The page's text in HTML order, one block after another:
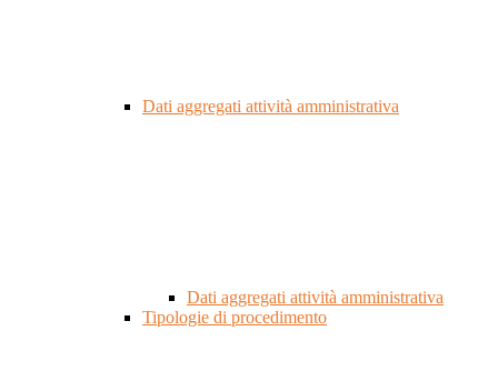
Dati aggregati attività amministrativa
Dati aggregati attività amministrativa
Tipologie di procedimento